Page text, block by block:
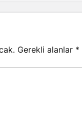
Gerekli alanlar *